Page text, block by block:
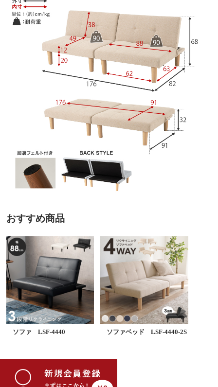
おすすめ商品
ソファ LSF-4440 ソファベッド LSF-4440-2S